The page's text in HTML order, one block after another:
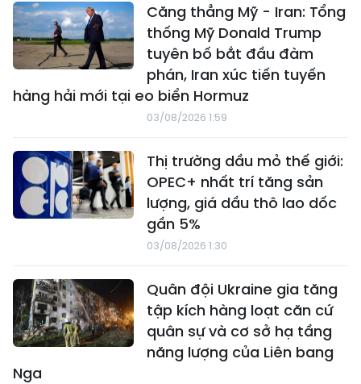
Căng thẳng Mỹ - Iran: Tổng
thống Mỹ Donald Trump
tuyên bố bắt đầu đàm
phán, Iran xúc tiến tuyến
hàng hải mới tại eo biển Hormuz
03/08/2026 1:59
Thị trường dầu mỏ thế giới:
OPEC+ nhất trí tăng sản
lượng, giá dầu thô lao dốc
gần 5%
03/08/2026 1:30
Quân đội Ukraine gia tăng
tập kích hàng loạt căn cứ
quân sự và cơ sở hạ tầng
năng lượng của Liên bang
Nga